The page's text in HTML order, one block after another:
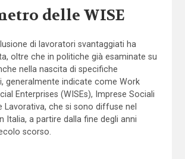
delle WISE
di lavoratori svantaggiati ha
oltre che in politiche già esaminate su
nella nascita di specifiche
generalmente indicate come Work
Enterprises (WISEs), Imprese Sociali
Lavorativa, che si sono diffuse nel
Italia, a partire dalla fine degli anni
scorso.